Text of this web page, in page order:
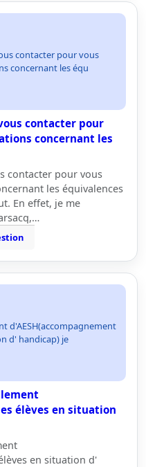
contacter pour vous
concernant les équ
contacter pour
concernant les
contacter pour vous
les équivalences
En effet, je me
d'AESH(accompagnement
d' handicap) je
élèves en situation
en situation d'